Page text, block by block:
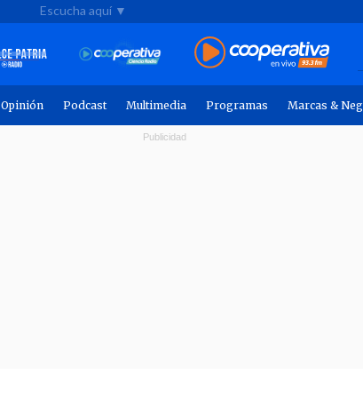
Escucha aquí ▼
Opinión Podcast Multimedia Programas Marcas &